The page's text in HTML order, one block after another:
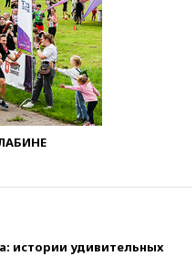
истории удивительных